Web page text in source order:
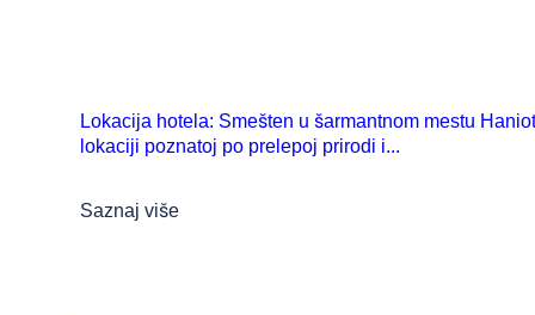
Lokacija hotela: Smešten u šarmantnom mestu
lokaciji poznatoj po prelepoj prirodi i...
Saznaj više